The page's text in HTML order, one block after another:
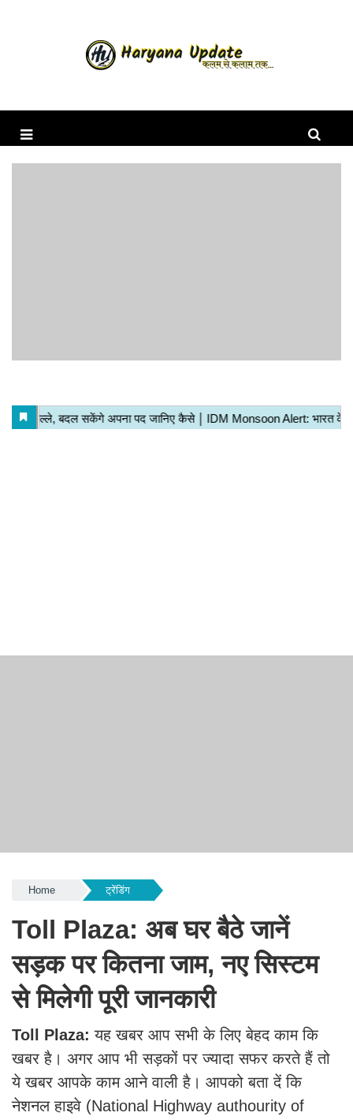
Home ट्रेंडिंग
Toll Plaza: अब घर बैठे जानें
सड़क पर कितना जाम, नए सिस्टम
से मिलेगी पूरी जानकारी
Toll Plaza:यह खबर आप सभी के लिए बेहद काम कि
खबर है। अगर आप भी सड़कों पर ज्यादा सफर करते हैं तो
ये खबर आपके काम आने वाली है। आपको बता दें कि
नेशनल हाइवे (National Highway authourity of